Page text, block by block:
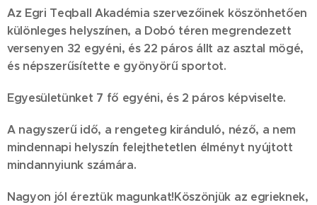
Az Egri Teqball Akadémia szervezőinek köszönhetően
különleges helyszínen, a Dobó téren megrendezett
versenyen 32 egyéni, és 22 páros állt az asztal mögé,
és népszerűsítette e gyönyörű sportot.
Egyesületünket 7 fő egyéni, és 2 páros képviselte.
A nagyszerű idő, a rengeteg kiránduló, néző, a nem
mindennapi helyszín felejthetetlen élményt nyújtott
mindannyiunk számára.
Nagyon jól éreztük magunkat!Köszönjük az egrieknek,